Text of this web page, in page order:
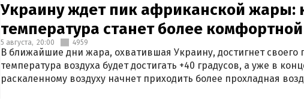
Украину ждет пик африканской жары:
температура станет более комфортной
5 августа, 20:00 4959
В ближайшие дни жара, охватившая Украину, достигнет своего
температура воздуха будет достигать +40 градусов, а уже в
раскаленному воздуху начнет приходить более прохладная